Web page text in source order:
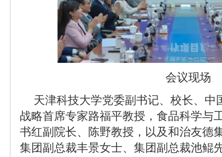
会议现场
天津科技大学党委副书记、校长、中
战略首席专家路福平教授，食品科学与
书红副院长、陈野教授，以及和治友德
集团副总裁丰景女士、集团副总裁池鲲